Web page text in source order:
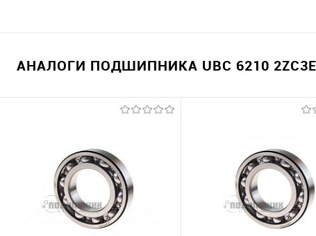
АНАЛОГИ ПОДШИПНИКА UBC 6210